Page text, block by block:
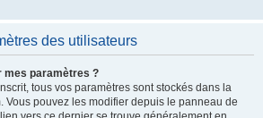
des utilisateurs
mes paramètres ?
tous vos paramètres sont stockés dans la
Vous pouvez les modifier depuis le panneau de